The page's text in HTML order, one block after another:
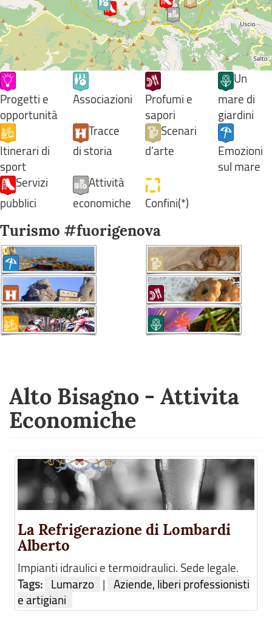
Progetti e
opportunità
Associazioni
Profumi e
sapori
Un
mare di
giardini
Itinerari di
sport
Tracce
di storia
Scenari
d'arte
Emozioni
sul mare
Servizi
pubblici
Attività
economiche
Confini(*)
Turismo #fuorigenova
Alto Bisagno - Attivita
Economiche
La Refrigerazione di Lombardi
Alberto
Impianti idraulici e termoidraulici. Sede legale.
Tags: Lumarzo | Aziende, liberi professionisti
e artigiani